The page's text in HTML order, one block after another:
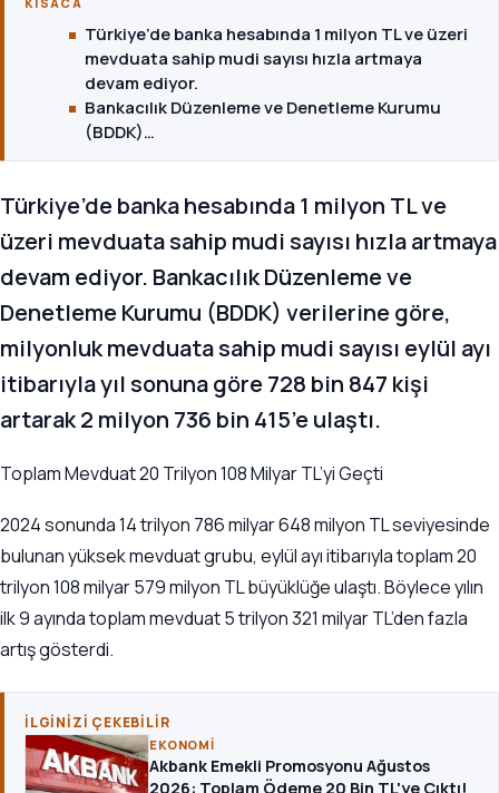
Türkiye’de banka hesabında 1 milyon TL ve üzeri
mevduata sahip mudi sayısı hızla artmaya
devam ediyor.
Bankacılık Düzenleme ve Denetleme Kurumu
(BDDK)…
Türkiye’de banka hesabında 1 milyon TL ve
üzeri mevduata sahip mudi sayısı hızla artmaya
devam ediyor. Bankacılık Düzenleme ve
Denetleme Kurumu (BDDK) verilerine göre,
milyonluk mevduata sahip mudi sayısı eylül ayı
itibarıyla yıl sonuna göre 728 bin 847 kişi
artarak 2 milyon 736 bin 415’e ulaştı.
Toplam Mevduat 20 Trilyon 108 Milyar TL’yi Geçti
2024 sonunda 14 trilyon 786 milyar 648 milyon TL seviyesinde
bulunan yüksek mevduat grubu, eylül ayı itibarıyla toplam 20
trilyon 108 milyar 579 milyon TL büyüklüğe ulaştı. Böylece yılın
ilk 9 ayında toplam mevduat 5 trilyon 321 milyar TL’den fazla
artış gösterdi.
İLGINIZI ÇEKEBILIR
EKONOMI
Akbank Emekli Promosyonu Ağustos
2026: Toplam Ödeme 20 Bin TL'ye Çıktı!